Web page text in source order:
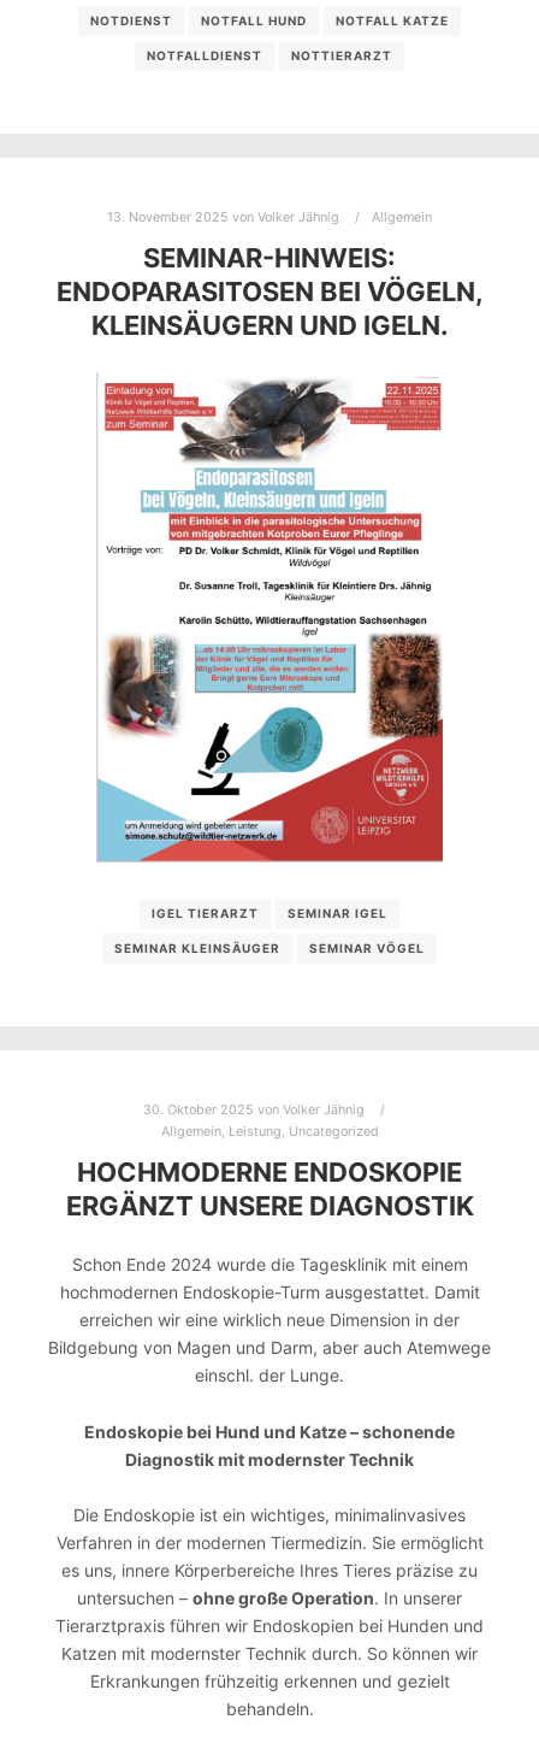
NOTDIENST NOTFALL HUND NOTFALL KATZE
NOTFALLDIENST NOTTIERARZT
13. November 2025 von Volker Jähnig Allgemein
SEMINAR-HINWEIS:
ENDOPARASITOSEN BEI VÖGELN,
KLEINSÄUGERN UND IGELN.
IGEL TIERARZT SEMINAR IGEL
SEMINAR KLEINSÄUGER SEMINAR VÖGEL
30. Oktober 2025 von Volker Jähnig
Allgemein, Leistung, Uncategorized
HOCHMODERNE ENDOSKOPIE
ERGÄNZT UNSERE DIAGNOSTIK
Schon Ende 2024 wurde die Tagesklinik mit einem
hochmodernen Endoskopie-Turm ausgestattet. Damit
erreichen wir eine wirklich neue Dimension in der
Bildgebung von Magen und Darm, aber auch Atemwege
einschl. der Lunge.
Endoskopie bei Hund und Katze – schonende
Diagnostik mit modernster Technik
Die Endoskopie ist ein wichtiges, minimalinvasives
Verfahren in der modernen Tiermedizin. Sie ermöglicht
es uns, innere Körperbereiche Ihres Tieres präzise zu
untersuchen – ohne große Operation. In unserer
Tierarztpraxis führen wir Endoskopien bei Hunden und
Katzen mit modernster Technik durch. So können wir
Erkrankungen frühzeitig erkennen und gezielt
behandeln.